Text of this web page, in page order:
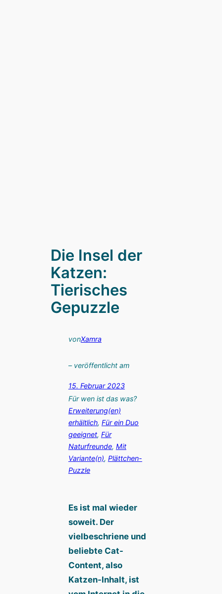
Die Insel der
Katzen:
Tierisches
Gepuzzle
vonXamra
– veröffentlicht am
15. Februar 2023
Für wen ist das was?
Erweiterung(en)
erhältlich, Für ein Duo
geeignet, Für
Naturfreunde, Mit
Variante(n), Plättchen-
Puzzle
Es ist mal wieder
soweit. Der
vielbeschriene und
beliebte Cat-
Content, also
Katzen-Inhalt, ist